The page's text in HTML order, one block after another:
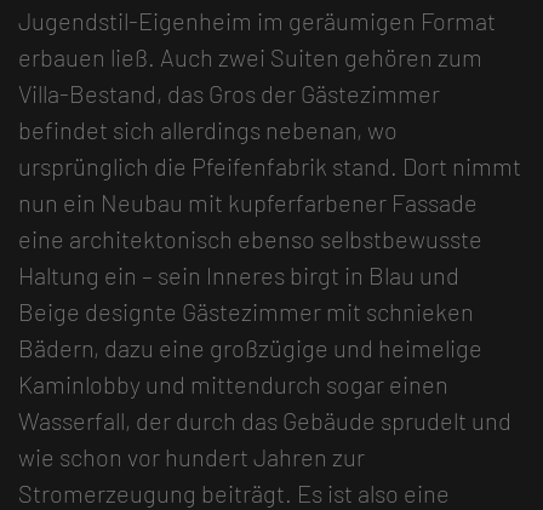
Jugendstil-Eigenheim im geräumigen Format
erbauen ließ. Auch zwei Suiten gehören zum
Villa-Bestand, das Gros der Gästezimmer
befindet sich allerdings nebenan, wo
ursprünglich die Pfeifenfabrik stand. Dort nimmt
nun ein Neubau mit kupferfarbener Fassade
eine architektonisch ebenso selbstbewusste
Haltung ein – sein Inneres birgt in Blau und
Beige designte Gästezimmer mit schnieken
Bädern, dazu eine großzügige und heimelige
Kaminlobby und mittendurch sogar einen
Wasserfall, der durch das Gebäude sprudelt und
wie schon vor hundert Jahren zur
Stromerzeugung beiträgt. Es ist also eine